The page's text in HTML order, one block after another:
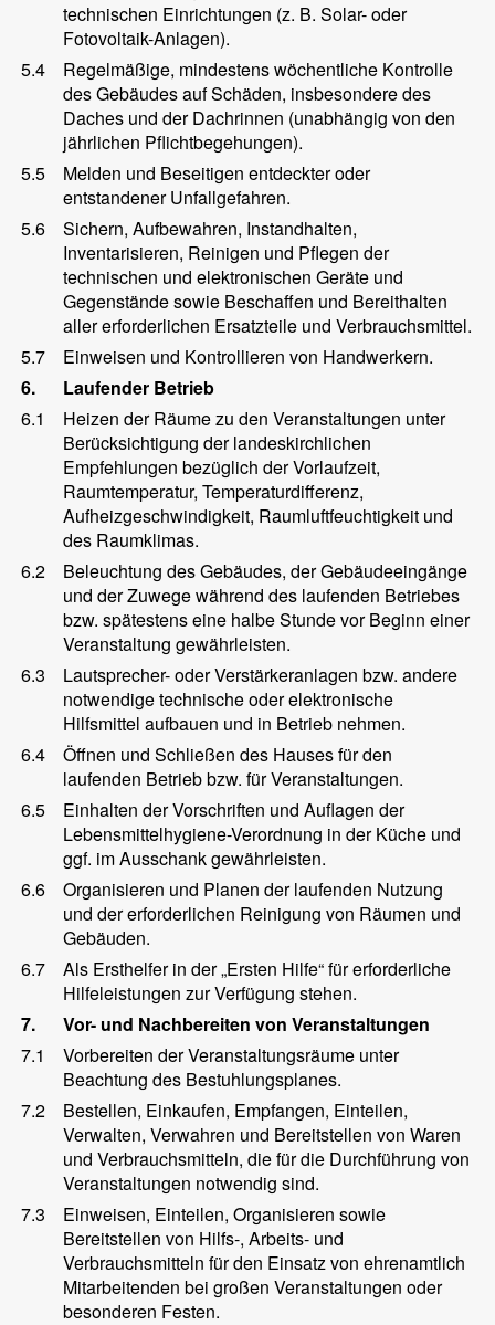
technischen Einrichtungen (z. B. Solar- oder
Fotovoltaik-Anlagen).
5.4
Regelmäßige, mindestens wöchentliche Kontrolle
des Gebäudes auf Schäden, insbesondere des
Daches und der Dachrinnen (unabhängig von den
jährlichen Pflichtbegehungen).
5.5
Melden und Beseitigen entdeckter oder
entstandener Unfallgefahren.
5.6
Sichern, Aufbewahren, Instandhalten,
Inventarisieren, Reinigen und Pflegen der
technischen und elektronischen Geräte und
Gegenstände sowie Beschaffen und Bereithalten
aller erforderlichen Ersatzteile und Verbrauchsmittel.
5.7
Einweisen und Kontrollieren von Handwerkern.
6.
Laufender Betrieb
6.1
Heizen der Räume zu den Veranstaltungen unter
Berücksichtigung der landeskirchlichen
Empfehlungen bezüglich der Vorlaufzeit,
Raumtemperatur, Temperaturdifferenz,
Aufheizgeschwindigkeit, Raumluftfeuchtigkeit und
des Raumklimas.
6.2
Beleuchtung des Gebäudes, der Gebäudeeingänge
und der Zuwege während des laufenden Betriebes
bzw. spätestens eine halbe Stunde vor Beginn einer
Veranstaltung gewährleisten.
6.3
Lautsprecher- oder Verstärkeranlagen bzw. andere
notwendige technische oder elektronische
Hilfsmittel aufbauen und in Betrieb nehmen.
6.4
Öffnen und Schließen des Hauses für den
laufenden Betrieb bzw. für Veranstaltungen.
6.5
Einhalten der Vorschriften und Auflagen der
Lebensmittelhygiene-Verordnung in der Küche und
ggf. im Ausschank gewährleisten.
6.6
Organisieren und Planen der laufenden Nutzung
und der erforderlichen Reinigung von Räumen und
Gebäuden.
6.7
Als Ersthelfer in der „Ersten Hilfe“ für erforderliche
Hilfeleistungen zur Verfügung stehen.
7.
Vor- und Nachbereiten von Veranstaltungen
7.1
Vorbereiten der Veranstaltungsräume unter
Beachtung des Bestuhlungsplanes.
7.2
Bestellen, Einkaufen, Empfangen, Einteilen,
Verwalten, Verwahren und Bereitstellen von Waren
und Verbrauchsmitteln, die für die Durchführung von
Veranstaltungen notwendig sind.
7.3
Einweisen, Einteilen, Organisieren sowie
Bereitstellen von Hilfs-, Arbeits- und
Verbrauchsmitteln für den Einsatz von ehrenamtlich
Mitarbeitenden bei großen Veranstaltungen oder
besonderen Festen.